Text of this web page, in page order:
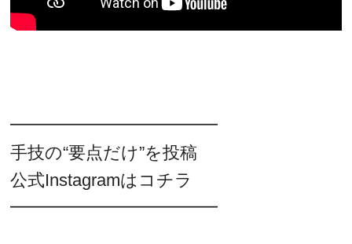
━━━━━━━━━━━━
手技の“要点だけ”を投稿
公式Instagramはコチラ
━━━━━━━━━━━━